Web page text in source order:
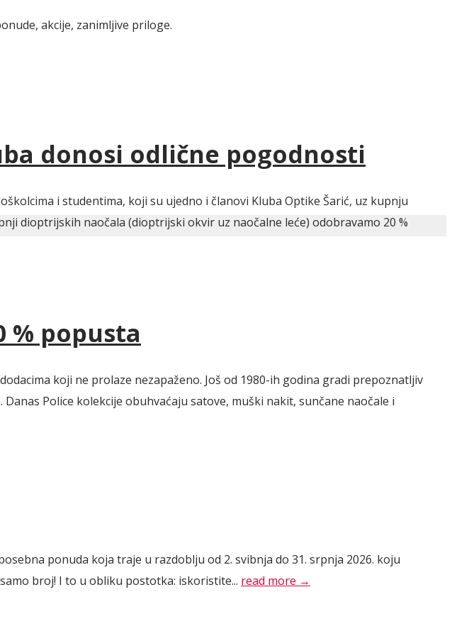
akcije, zanimljive priloge.
donosi odlične pogodnosti
i studentima, koji su ujedno i članovi Kluba Optike Šarić, uz kupnju
dioptrijskih naočala (dioptrijski okvir uz naočalne leće) odobravamo 20 %
% popusta
koji ne prolaze nezapaženo. Još od 1980-ih godina gradi prepoznatljiv
Police kolekcije obuhvaćaju satove, muški nakit, sunčane naočale i
ponuda koja traje u razdoblju od 2. svibnja do 31. srpnja 2026. koju
broj! I to u obliku postotka: iskoristite... read more →